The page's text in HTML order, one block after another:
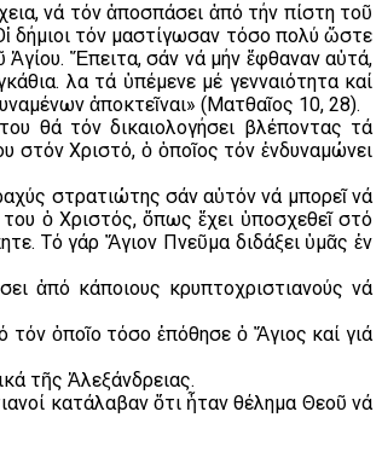
νά τόν ἀποσπάσει ἀπό τήν πίστη τοῦ
δήμιοι τόν μαστίγωσαν τόσο πολύ ὥστε
Ἁγίου. Ἔπειτα, σάν νά μήν ἔφθαναν αὐτά,
Ὅλα τά ὑπέμενε μέ γενναιότητα καί
ἀποκτεῖναι» (Ματθαῖος 10, 28).
θά τόν δικαιολογήσει βλέποντας τά
στόν Χριστό, ὁ ὁποῖος τόν ἐνδυναμώνει
στρατιώτης σάν αὐτόν νά μπορεῖ νά
ὁ Χριστός, ὅπως ἔχει ὑποσχεθεῖ στό
Τό γάρ Ἅγιον Πνεῦμα διδάξει ὑμᾶς ἐν
ἀπό κάποιους κρυπτοχριστιανούς νά
ὁποῖο τόσο ἐπόθησε ὁ Ἅγιος καί γιά
τῆς Ἀλεξάνδρειας.
κατάλαβαν ὅτι ἦταν θέλημα Θεοῦ νά